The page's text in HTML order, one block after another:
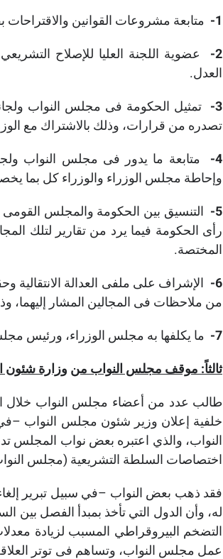
1- متابعة مشروعات القوانين
2-
عضوية اللجنة العليا للإصلاح
العدل.
3-
تمثيل الحكومة فى مجلس النواب
تصدره من قرارات، وذلك بالاشتراك مع
4-
متابعة ما يدور فى مجلس النواب
وإحاطة مجلس الوزراء والوزراء كل بما
5-
التنسيق بين الحكومة والمجلس القومى
رأى الحكومة فيما يرد من تقارير لتلك
المختصة.
6-
الإشراف على ملفى العدالة الانتقالية
من ملاحظات فى المجالين المشار إليهما،
7- ما يكلفها به مجلس الوزراء، ورئيس
ثالثاً: موقف مجلس النواب من وزارة شئون
طالب عدد من أعضاء مجلس النواب خلال
خلفية إعلان وزير شئون مجلس النواب –في
النواب، والذي اعتبره بعض نواب المجلس
اختصاصات السلطة التشريعية (مجلس
فقد ذهب بعض النواب –في سبيل تبرير
له، وأن الدول التي تأخذ بمبدأ الفصل بين
التضخم البيروقراطي المسبب لزيادة
عمل مجلس النواب، وتساهم فى توتر